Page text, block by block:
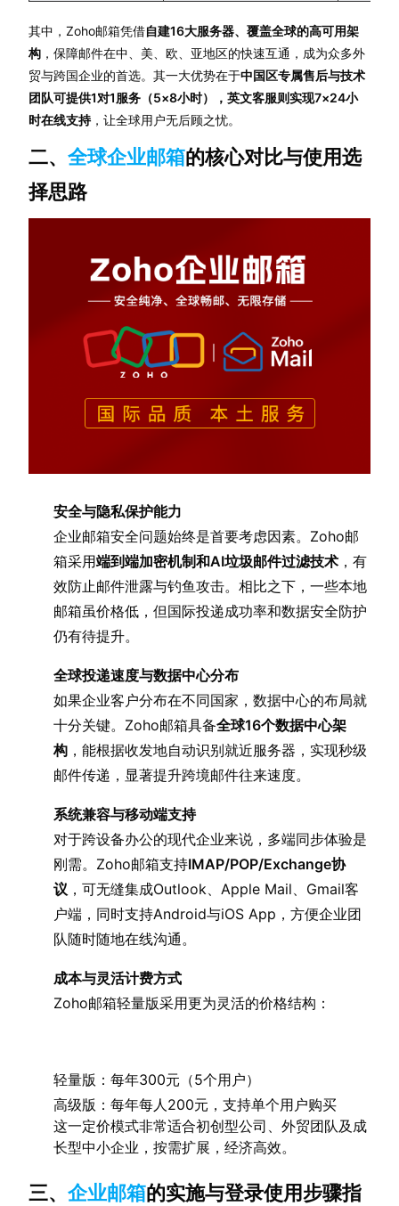
其中，Zoho邮箱凭借自建16大服务器、覆盖全球的高可用架
构 ，保障邮件在中、美、欧、亚地区的快速互通，成为众多外
贸与跨国企业的首选。其一大优势在于中国区专属售后与技术
团队可提供1对1服务（5×8小时），英文客服则实现7×24小
时在线支持，让全球用户无后顾之忧。
二、全球企业邮箱的核心对比与使用选
择思路
安全与隐私保护能力
企业邮箱安全问题始终是首要考虑因素。Zoho邮
箱采用端到端加密机制和AI垃圾邮件过滤技术 ，有
效防止邮件泄露与钓鱼攻击。相比之下，一些本地
邮箱虽价格低，但国际投递成功率和数据安全防护
仍有待提升。
全球投递速度与数据中心分布
如果企业客户分布在不同国家，数据中心的布局就
十分关键。Zoho邮箱具备全球16个数据中心架
构 ，能根据收发地自动识别就近服务器，实现秒级
邮件传递，显著提升跨境邮件往来速度。
系统兼容与移动端支持
对于跨设备办公的现代企业来说，多端同步体验是
刚需。Zoho邮箱支持IMAP/POP/Exchange协
议 ，可无缝集成Outlook、Apple Mail、Gmail客
户端，同时支持Android与iOS App，方便企业团
队随时随地在线沟通。
成本与灵活计费方式
Zoho邮箱轻量版采用更为灵活的价格结构：
轻量版：每年300元（5个用户）
高级版：每年每人200元，支持单个用户购买
这一定价模式非常适合初创型公司、外贸团队及成
长型中小企业，按需扩展，经济高效。
三、企业邮箱的实施与登录使用步骤指